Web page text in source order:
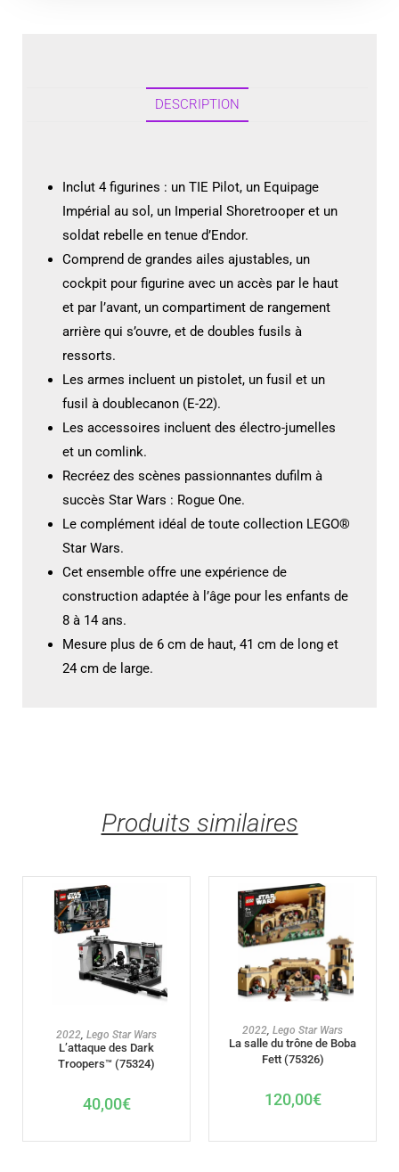
DESCRIPTION
Inclut 4 figurines : un TIE Pilot, un Equipage
Impérial au sol, un Imperial Shoretrooper et un
soldat rebelle en tenue d’Endor.
Comprend de grandes ailes ajustables, un
cockpit pour figurine avec un accès par le haut
et par l’avant, un compartiment de rangement
arrière qui s’ouvre, et de doubles fusils à
ressorts.
Les armes incluent un pistolet, un fusil et un
fusil à doublecanon (E-22).
Les accessoires incluent des électro-jumelles
et un comlink.
Recréez des scènes passionnantes dufilm à
succès Star Wars : Rogue One.
Le complément idéal de toute collection LEGO®
Star Wars.
Cet ensemble offre une expérience de
construction adaptée à l’âge pour les enfants de
8 à 14 ans.
Mesure plus de 6 cm de haut, 41 cm de long et
24 cm de large.
Produits similaires
AJOUTER AU PANIER
2022 Lego Star Wars
L’attaque des Dark
Troopers™ (75324)
40,00€
AJOUTER AU PANIER
2022, Lego Star Wars
La salle du trône de Boba
Fett (75326)
120,00€